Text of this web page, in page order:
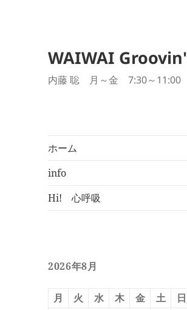
WAIWAI Groovin'
内藤 聡 月～金 7:30～11:00
ホーム
info
Hi! 心呼吸
2026年8月
月 火 水 木 金 土
日